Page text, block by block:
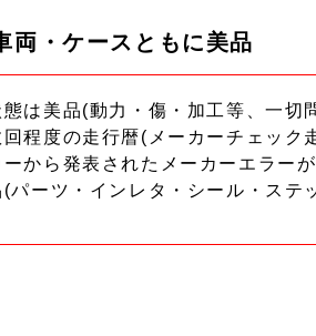
両・ケースともに美品
態は美品(動力・傷・加工等、一切
回程度の走行暦(メーカーチェック
ーから発表されたメーカーエラー
パーツ・インレタ・シール・ステ